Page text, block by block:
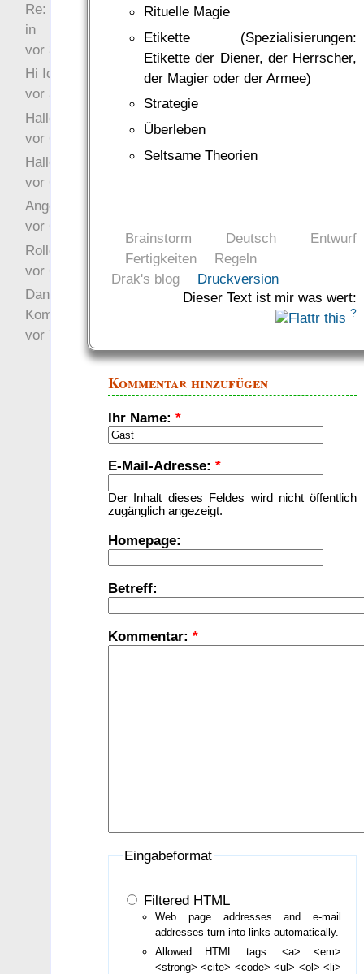
Rituelle Magie
Etikette (Spezialisierungen:
Etikette der Diener, der Herrscher,
der Magier oder der Armee)
Strategie
Überleben
Seltsame Theorien
Brainstorm Deutsch
Entwurf
Fertigkeiten
Regeln
Drak's blog
Druckversion
Dieser Text ist mir was wert:
?
Kommentar hinzufügen
Ihr Name: *
E-Mail-Adresse: *
Der Inhalt dieses Feldes wird nicht öffentlich
zugänglich angezeigt.
Homepage:
Betreff:
Kommentar: *
Eingabeformat
Filtered HTML
Web page addresses and e-mail
addresses turn into links automatically.
Allowed HTML tags: <a> <em>
<strong> <cite> <code> <ul> <ol> <li>
Re: Hi Ich bin völlig neu
in
vor 3 Jahre 32 Wochen
Hi Ich bin völlig neu in
vor 3 Jahre 45 Wochen
Hallo Ochrasylion
vor 6 Jahre 9 Wochen
Hallo Drak
vor 6 Jahre 10 Wochen
Angefragt
vor 6 Jahre 10 Wochen
Rollenspielrunde
vor 6 Jahre 10 Wochen
Danke für Deinen
Kommentar!
vor 7 Jahre 22 Wochen